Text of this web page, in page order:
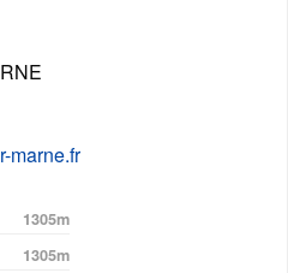
marne.fr
1305m
1305m